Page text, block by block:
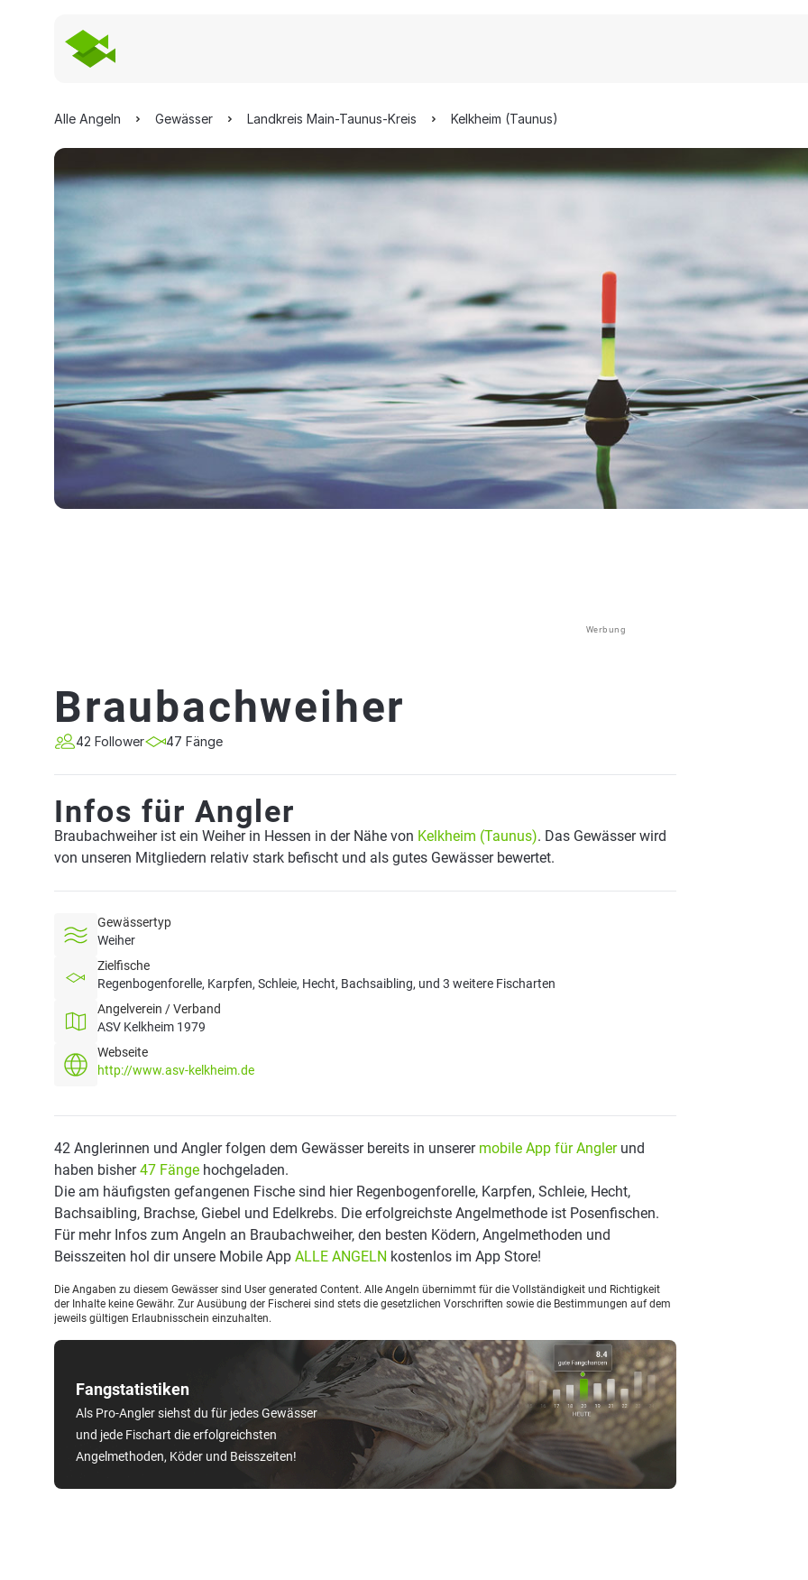
Alle Angeln Gewässer Landkreis Main-Taunus-Kreis Kelkheim (Taunus)
Werbung
Braubachweiher
42 Follower 47 Fänge
Infos für Angler
Braubachweiher ist ein Weiher in Hessen in der Nähe von Kelkheim (Taunus). Das Gewässer wird
von unseren Mitgliedern relativ stark befischt und als gutes Gewässer bewertet.
Gewässertyp
Weiher
Zielfische
Regenbogenforelle, Karpfen, Schleie, Hecht, Bachsaibling, und 3 weitere Fischarten
Angelverein / Verband
ASV Kelkheim 1979
Webseite
http://www.asv-kelkheim.de
Fangstatistiken
Als Pro-Angler siehst du für jedes Gewässer
und jede Fischart die erfolgreichsten
Angelmethoden, Köder und Beisszeiten!
42 Anglerinnen und Angler folgen dem Gewässer bereits in unserer mobile App für Anglerund
haben bisher47 Fänge hochgeladen.
Die am häufigsten gefangenen Fische sind hier Regenbogenforelle, Karpfen, Schleie, Hecht,
Bachsaibling, Brachse, Giebel und Edelkrebs. Die erfolgreichste Angelmethode ist Posenfischen.
Für mehr Infos zum Angeln an Braubachweiher, den besten Ködern, Angelmethoden und
Beisszeiten hol dir unsere Mobile App ALLE ANGELN kostenlos im App Store!
Die Angaben zu diesem Gewässer sind User generated Content. Alle Angeln übernimmt für die Vollständigkeit und Richtigkeit
der Inhalte keine Gewähr. Zur Ausübung der Fischerei sind stets die gesetzlichen Vorschriften sowie die Bestimmungen auf dem
jeweils gültigen Erlaubnisschein einzuhalten.